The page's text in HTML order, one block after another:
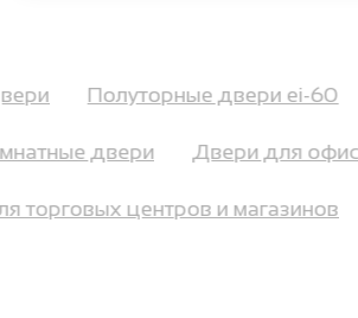
Полуторные двери ei-60
двери Двери для офиса
торговых центров и магазинов